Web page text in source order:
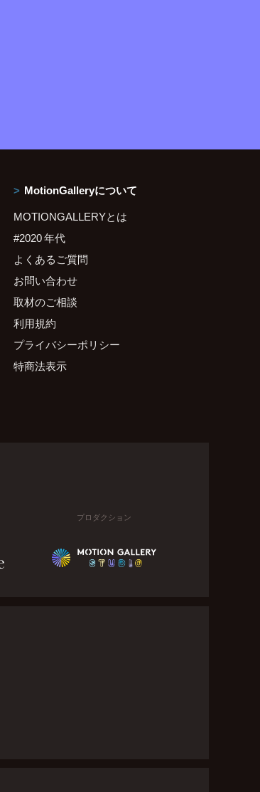
MotionGalleryについて
MOTIONGALLERYとは
#2020 年代
よくあるご質問
お問い合わせ
取材のご相談
利用規約
プライバシーポリシー
特商法表示
プロダクション